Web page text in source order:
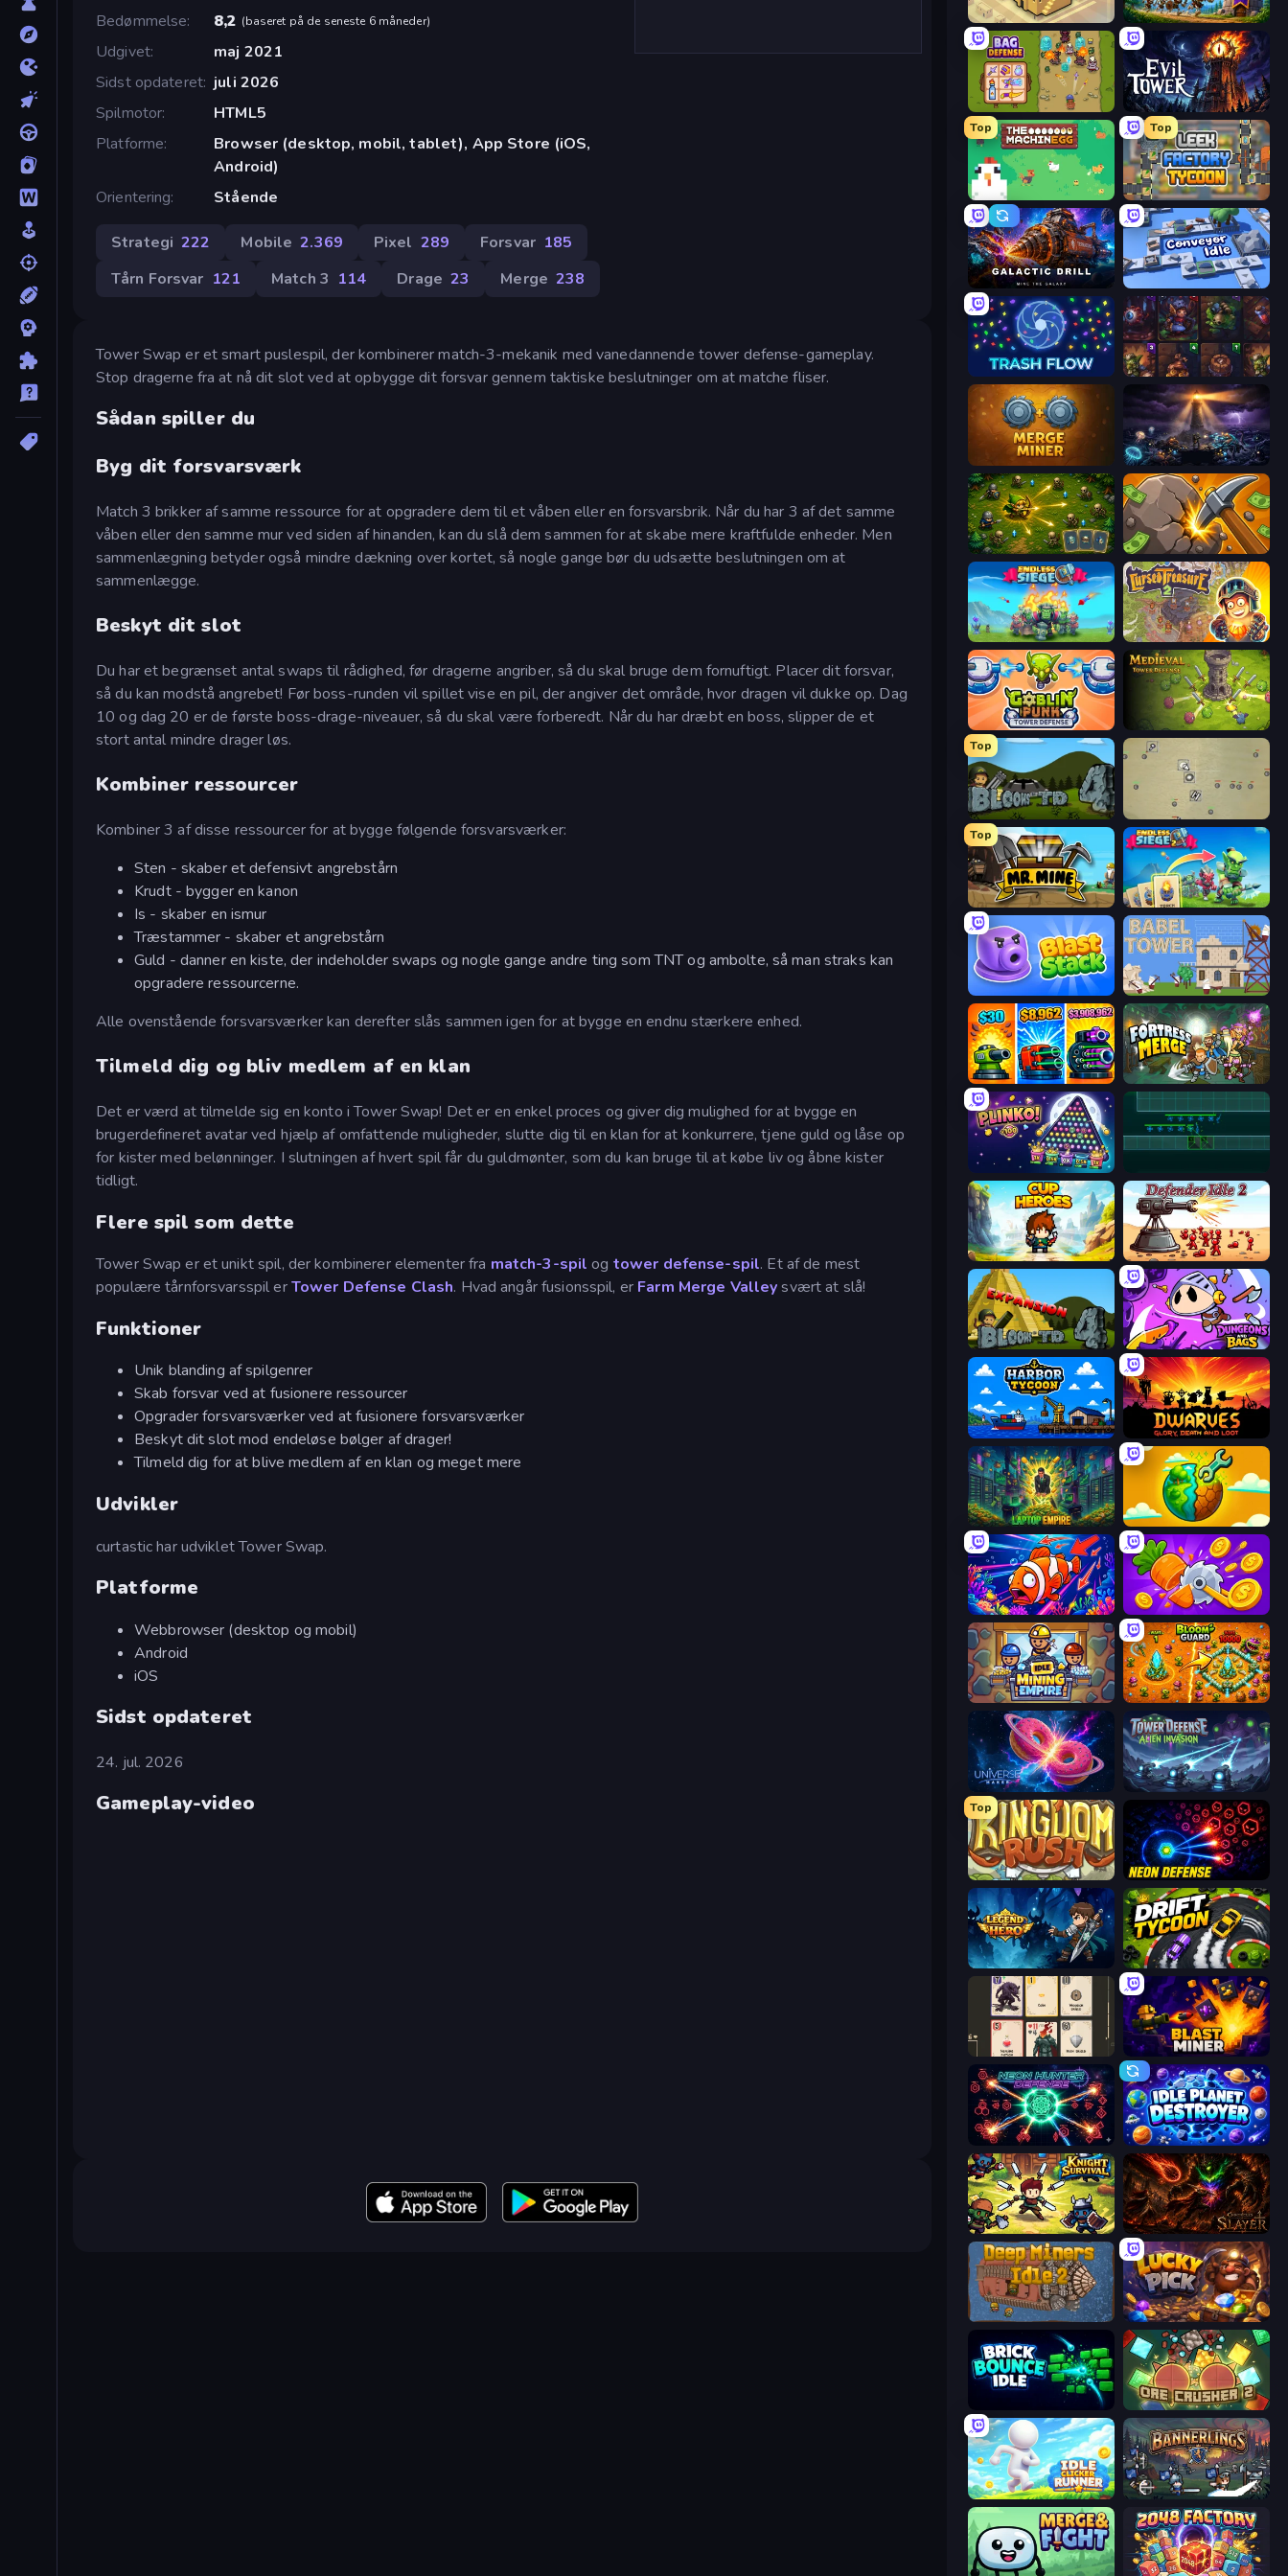
Bedømmelse
8,2 (baseret på de seneste 6 måneder)
Udgivet
maj 2021
Sidst opdateret juli 2026
Spilmotor
HTML5
Platforme
Browser (desktop, mobil, tablet), App Store (iOS,
Android)
Orientering
Stående
Strategi 222 Mobile 2.369 Pixel 289 Forsvar 185
Tårn Forsvar 121 Match 3 114 Drage 23 Merge 238
Tower Swap er et smart puslespil, der kombinerer match-3-mekanik med vanedannende tower defense-gameplay.
Stop dragerne fra at nå dit slot ved at opbygge dit forsvar gennem taktiske beslutninger om at matche fliser.
Sådan spiller du
Byg dit forsvarsværk
Match 3 brikker af samme ressource for at opgradere dem til et våben eller en forsvarsbrik. Når du har 3 af det samme
våben eller den samme mur ved siden af hinanden, kan du slå dem sammen for at skabe mere kraftfulde enheder. Men
sammenlægning betyder også mindre dækning over kortet, så nogle gange bør du udsætte beslutningen om at
sammenlægge.
Beskyt dit slot
Du har et begrænset antal swaps til rådighed, før dragerne angriber, så du skal bruge dem fornuftigt. Placer dit forsvar,
så du kan modstå angrebet! Før boss-runden vil spillet vise en pil, der angiver det område, hvor dragen vil dukke op. Dag
10 og dag 20 er de første boss-drage-niveauer, så du skal være forberedt. Når du har dræbt en boss, slipper de et
stort antal mindre drager løs.
Kombiner ressourcer
Kombiner 3 af disse ressourcer for at bygge følgende forsvarsværker:
Sten - skaber et defensivt angrebstårn
Krudt - bygger en kanon
Is - skaber en ismur
Træstammer - skaber et angrebstårn
Guld - danner en kiste, der indeholder swaps og nogle gange andre ting som TNT og ambolte, så man straks kan
opgradere ressourcerne.
Alle ovenstående forsvarsværker kan derefter slås sammen igen for at bygge en endnu stærkere enhed.
Tilmeld dig og bliv medlem af en klan
Det er værd at tilmelde sig en konto i Tower Swap! Det er en enkel proces og giver dig mulighed for at bygge en
brugerdefineret avatar ved hjælp af omfattende muligheder, slutte dig til en klan for at konkurrere, tjene guld og låse op
for kister med belønninger. I slutningen af hvert spil får du guldmønter, som du kan bruge til at købe liv og åbne kister
tidligt.
Flere spil som dette
Tower Swap er et unikt spil, der kombinerer elementer fra match-3-spil og tower defense-spil. Et af de mest
populære tårnforsvarsspil erTower Defense Clash. Hvad angår fusionsspil, er Farm Merge Valleysvært at slå!
Funktioner
Unik blanding af spilgenrer
Skab forsvar ved at fusionere ressourcer
Opgrader forsvarsværker ved at fusionere forsvarsværker
Beskyt dit slot mod endeløse bølger af drager!
Tilmeld dig for at blive medlem af en klan og meget mere
Udvikler
curtastic har udviklet Tower Swap.
Platforme
Webbrowser (desktop og mobil)
Android
iOS
Sidst opdateret
24. jul. 2026
Gameplay-video
City Blocks Mage Castle Idle Defense
Bag Defense Evil Tower
Top
The MachinEGG
Top
Leek Factory Tycoon
Galactic Drill Conveyor Idle
Trash Flow Cards Keeper
Merge Miner The Last Lighthouse
Tiny Ranger Mine Clicker
Endless Siege Cursed Treasure 2
Goblin Punk Tower Defense Idle Medieval Tower Defense
Top
Bloons Tower Defense 4 Desktop Tower Defense
Top
Mr. Mine Endless Siege 2
Blast Stack Babel Tower
Pumpkin Defense: Merge Cannon Fortress Merge
PLINKO!
Cup Heroes Defender Idle 2
Bloons Tower Defense 4 Expansion Dungeons and Bags
Harbor Tycoon
Laptop Empire Land Explorers: Merge & Build
Fish Catch Idle Farm Ring Idle
Idle Mining Empire BloomGuard
Universe Maker Tower Defense - Alien Invasion
Top
Kingdom Rush Neon Defense
Legend of Hero Drift Tycoon
Forward Blast Miner
Neon Hunter Defense Idle Planet Destroyer
Knight Survival Chronicles of Slayer
Deep Miners Idle 2 Lucky Pick
Brick Bounce Idle OreCrusher 2
Idle Clicker Runner Bannerlings